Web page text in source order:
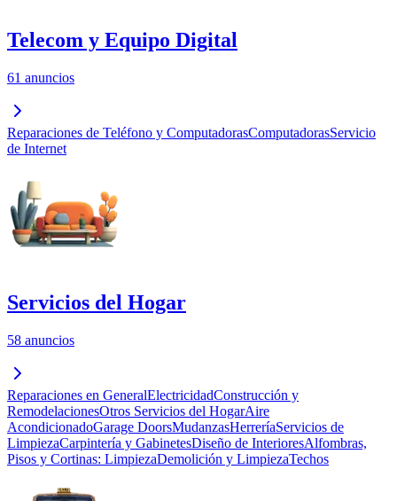
Telecom y Equipo Digital
61 anuncios
Reparaciones de Teléfono y ComputadorasComputadorasServicio
de Internet
Servicios del Hogar
58 anuncios
Reparaciones en GeneralElectricidadConstrucción y
RemodelacionesOtros Servicios del HogarAire
AcondicionadoGarage DoorsMudanzasHerreríaServicios de
LimpiezaCarpintería y GabinetesDiseño de InterioresAlfombras,
Pisos y Cortinas: LimpiezaDemolición y LimpiezaTechos